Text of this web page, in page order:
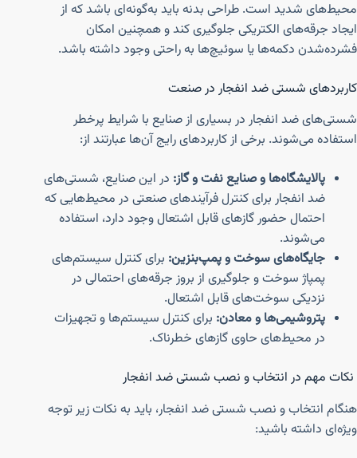
محیط‌های شدید است. طراحی بدنه باید به‌گونه‌ای باشد که از
ایجاد جرقه‌های الکتریکی جلوگیری کند و همچنین امکان
فشرده‌شدن دکمه‌ها یا سوئیچ‌ها به راحتی وجود داشته باشد.
کاربردهای شستی ضد انفجار در صنعت
شستی‌های ضد انفجار در بسیاری از صنایع با شرایط پرخطر
استفاده می‌شوند. برخی از کاربردهای رایج آن‌ها عبارتند از:
پالایشگاه‌ها و صنایع نفت و گاز: در این صنایع، شستی‌های
ضد انفجار برای کنترل فرآیندهای صنعتی در محیط‌هایی که
احتمال حضور گازهای قابل اشتعال وجود دارد، استفاده
می‌شوند.
جایگاه‌های سوخت و پمپ‌بنزین: برای کنترل سیستم‌های
پمپاژ سوخت و جلوگیری از بروز جرقه‌های احتمالی در
نزدیکی سوخت‌های قابل اشتعال.
پتروشیمی‌ها و معادن: برای کنترل سیستم‌ها و تجهیزات
در محیط‌های حاوی گازهای خطرناک.
نکات مهم در انتخاب و نصب شستی ضد انفجار
هنگام انتخاب و نصب شستی ضد انفجار، باید به نکات زیر توجه
ویژه‌ای داشته باشید: